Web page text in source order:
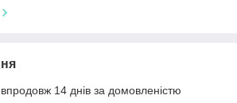
14 днів за домовленістю